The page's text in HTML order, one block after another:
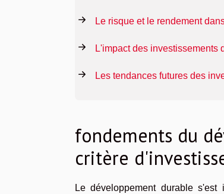
Le risque et le rendement
L'impact des investissements
Les tendances futures des
fondements du
critère
Le développement durable